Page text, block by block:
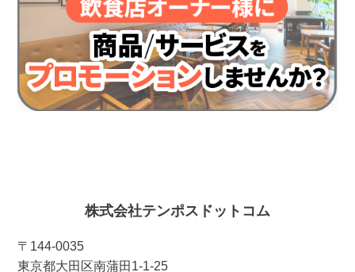
株式会社テンポスドットコム
〒144-0035
東京都大田区南蒲田1-1-25